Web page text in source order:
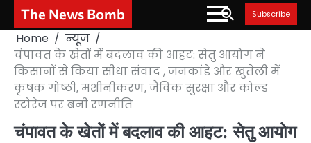
Skip
content
The News Bomb Subscribe
Home
न्यूज
चंपावत के खेतों में बदलाव की आहट: सेतु आयोग ने
किसानों से किया सीधा संवाद , जनकांडे और खुतेली में
कृषक गोष्ठी, मशीनीकरण, जैविक सुरक्षा और कोल्ड
स्टोरेज पर बनी रणनीति
चंपावत के खेतों में बदलाव की आहट: सेतु आयोग